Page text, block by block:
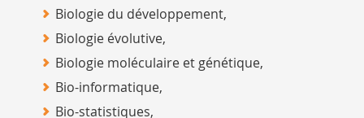
Biologie du développement,
Biologie évolutive,
Biologie moléculaire et génétique,
Bio-informatique,
Bio-statistiques,